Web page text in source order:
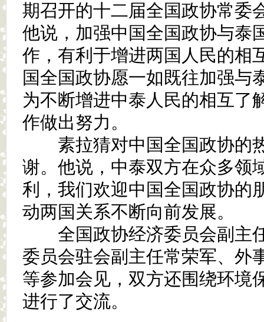
期召开的十二届全国政协常委
他说，加强中国全国政协与泰
作，有利于增进两国人民的相
国全国政协愿一如既往加强与
为不断增进中泰人民的相互了
作做出努力。
素拉猜对中国全国政协的
谢。他说，中泰双方在众多领
利，我们欢迎中国全国政协的
动两国关系不断向前发展。
全国政协经济委员会副主
委员会驻会副主任常荣军、外
等参加会见，双方还围绕环境
进行了交流。